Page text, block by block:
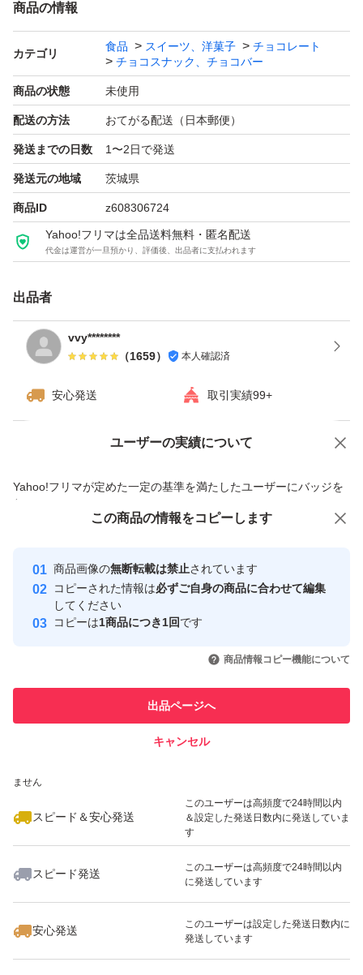
商品の情報
カテゴリ
食品 スイーツ、洋菓子
チョコレート
チョコスナック、チョコバー
商品の状態 未使用
配送の方法 おてがる配送（日本郵便）
発送までの日数 1〜2日で発送
発送元の地域 茨城県
商品ID z608306724
Yahoo!フリマは全品送料無料・匿名配送
代金は運営が一旦預かり、評価後、出品者に支払われます
出品者
vvy********
（1659） 本人確認済
安心発送 取引実績99+
ユーザーの実績について
Yahoo!フリマが定めた一定の基準を満たしたユーザーにバッジを
付与しています
安心取引出品者
心・安全なユーザーです
取引実績
引を完了させた実績があります
での取引実績があります
ません
スピード＆安心発送
このユーザーは高頻度で24時間以内
＆設定した発送日数内に発送していま
す
スピード発送
このユーザーは高頻度で24時間以内
に発送しています
安心発送
このユーザーは設定した発送日数内に
発送しています
価格の相談 商品への質問
この商品の情報をコピーします
商品画像の無断転載は禁止されています
コピーされた情報は必ずご自身の商品に合わせて編集
してください
コピーは1商品につき1回です
商品情報コピー機能について
出品ページへ
キャンセル
この商品をみている人にオススメ
いいね！
1,599